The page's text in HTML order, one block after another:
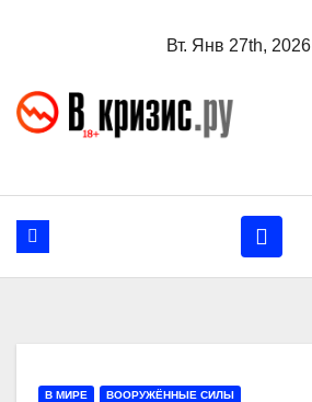
Вт. Янв 27th, 2026
В МИРЕ ВООРУЖЁННЫЕ СИЛЫ